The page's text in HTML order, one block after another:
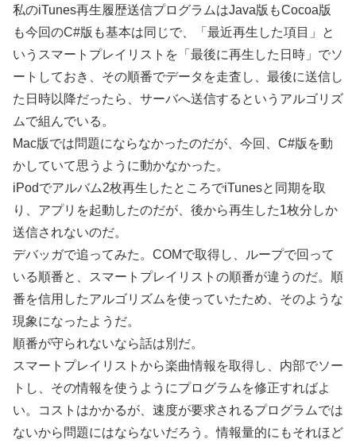
私のiTunes再生履歴送信プログラムはJava版もCocoa版
も今回のC#版も基本は同じで、「最近再生した項目」と
いうスマートプレイリストを「最後に再生した日時」でソ
ートしておき、その順番でデータを走査し、最後に送信し
た日時以降だったら、サーバへ送信するというアルゴリズ
ムで組んでいる。
Mac版では問題にならなかったのだが、今回、C#版を動
かしていて思うように動かなかった。
iPodでアルバム2枚再生したところでiTunesと同期を取
り、アプリを起動したのだが、後から再生した1枚分しか
送信されないのだ。
デバッガで追ってみた。COMで取得し、ループで回って
いる順番と、スマートプレイリストの順番が違うのだ。順
番を信用したアルゴリズムを使っていたため、そのような
現象になったようだ。
順番が守られないなら話は別だ。
スマートプレイリストから楽曲情報を取得し、内部でソー
トし、その情報を使うようにプログラムを修正すればよ
い。コストはかかるが、速度が要求されるプログラムでは
ないから問題にはならないだろう。情報量的にもそれほど